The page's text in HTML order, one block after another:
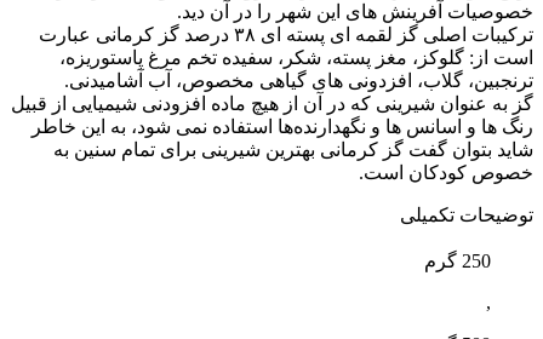
خصوصیات آفرینش های این شهر را در آن دید.
ترکیبات اصلی گز لقمه ای پسته ای ۳۸ درصد گز کرمانی عبارت
است از: گلوکز، مغز پسته، شکر، سفیده تخم مرغ پاستوریزه،
ترنجبین، گلاب، افزدونی های گیاهی مخصوص، آب آشامیدنی.
گز به عنوان شیرینی که در آن از هیچ ماده افزودنی شیمیایی از قبیل
رنگ ها و اسانس ها و نگهدارنده‌ها استفاده نمی‌ شود، به این خاطر
شاید بتوان گفت گز کرمانی بهترین شیرینی برای تمام سنین به
خصوص کودکان است.
توضیحات تکمیلی
250 گرم
,